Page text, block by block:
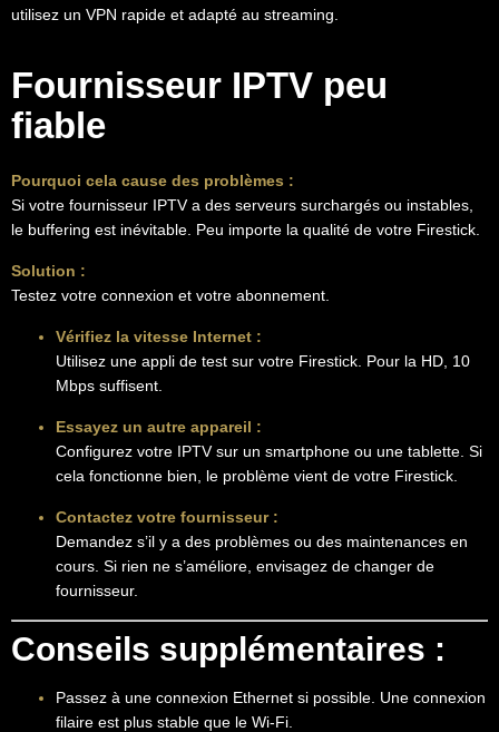
utilisez un VPN rapide et adapté au streaming.
Fournisseur IPTV peu
fiable
Pourquoi cela cause des problèmes :
Si votre fournisseur IPTV a des serveurs surchargés ou instables,
le buffering est inévitable. Peu importe la qualité de votre Firestick.
Solution :
Testez votre connexion et votre abonnement.
Vérifiez la vitesse Internet :
Utilisez une appli de test sur votre Firestick. Pour la HD, 10
Mbps suffisent.
Essayez un autre appareil :
Configurez votre IPTV sur un smartphone ou une tablette. Si
cela fonctionne bien, le problème vient de votre Firestick.
Contactez votre fournisseur :
Demandez s’il y a des problèmes ou des maintenances en
cours. Si rien ne s’améliore, envisagez de changer de
fournisseur.
Conseils supplémentaires :
Passez à une connexion Ethernet si possible. Une connexion
filaire est plus stable que le Wi-Fi.